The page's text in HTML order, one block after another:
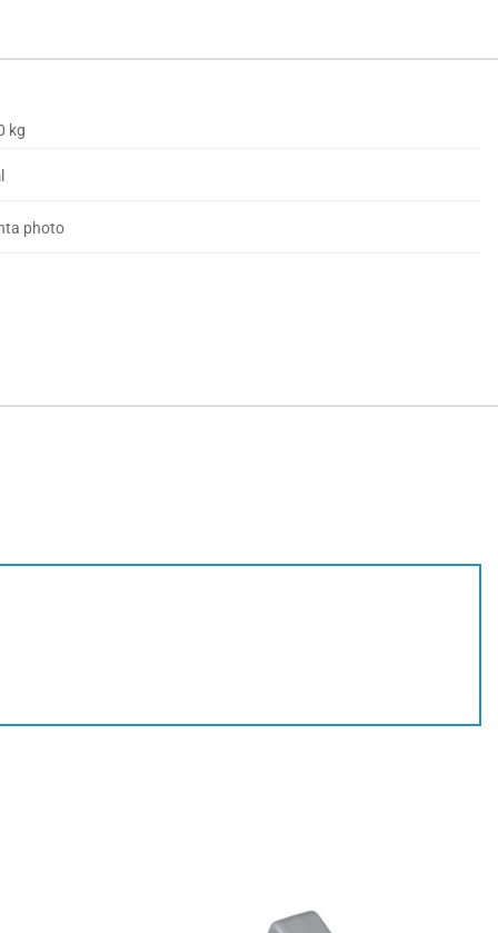
kg
photo